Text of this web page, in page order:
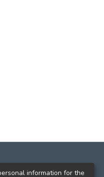
information for the